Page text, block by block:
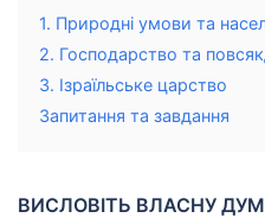
1. Природні умови та
2. Господарство та
3. Ізраїльське царство
Запитання та завдання
ВИСЛОВІТЬ ВЛАСНУ